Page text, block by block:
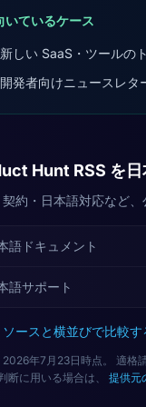
いているケース
新しい SaaS・ツールの
開発者向けニュースレタ
Hunt RSS を
約・日本語対応など
語ドキュメント
語サポート
ソースと横並びで比較
2026年7月23日時点。 適格
断に用いる場合は、 提供元